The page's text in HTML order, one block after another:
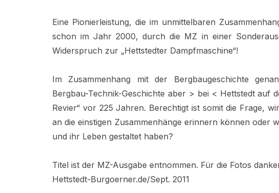
Eine Pionierleistung, die im unmittelbaren
schon im Jahr 2000, durch die MZ in einer
Widerspruch zur „Hettstedter Dampfmaschine“!
Im Zusammenhang mit der Bergbaugeschichte
Bergbau-Technik-Geschichte aber > bei < Hettstedt auf
Revier“ vor 225 Jahren. Berechtigt ist somit die Frage,
an die einstigen Zusammenhänge erinnern können oder
und ihr Leben gestaltet haben?
Titel ist der MZ-Ausgabe entnommen. Für die Fotos
Hettstedt-Burgoerner.de/Sept. 2011